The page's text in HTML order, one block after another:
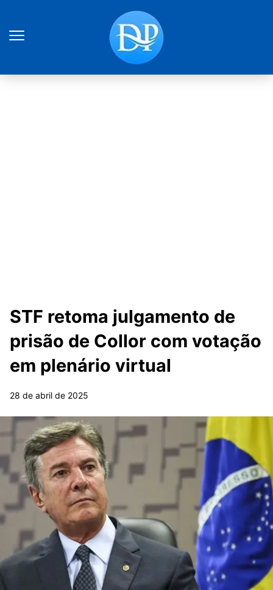
STF retoma julgamento de
prisão de Collor com votação
em plenário virtual
28 de abril de 2025